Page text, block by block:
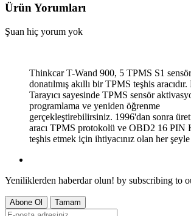
Ürün Yorumları
Şuan hiç yorum yok
Thinkcar T-Wand 900, 5 TPMS S1
donatılmış akıllı bir TPMS teşhis
Tarayıcı sayesinde TPMS sensör
programlama ve yeniden öğrenme
gerçekleştirebilirsiniz. 1996'dan sonra
aracı TPMS protokolü ve OBD2 16 PIN
teşhis etmek için ihtiyacınız olan her şeyle
Yeniliklerden haberdar olun! by subscribing to